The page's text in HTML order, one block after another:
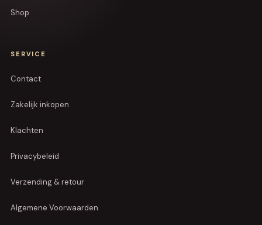
Shop
SERVICE
Contact
Zakelijk inkopen
Klachten
Privacybeleid
Verzending & retour
Algemene Voorwaarden